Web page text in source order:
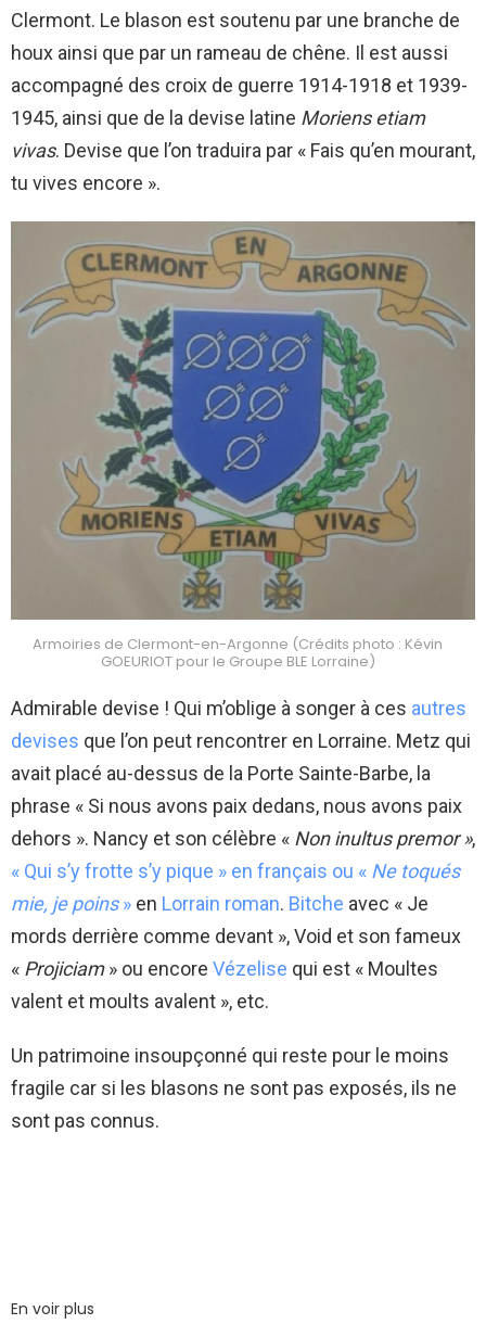
Clermont. Le blason est soutenu par une branche de
houx ainsi que par un rameau de chêne. Il est aussi
accompagné des croix de guerre 1914-1918 et 1939-
1945, ainsi que de la devise latine Moriens etiam
vivas. Devise que l’on traduira par « Fais qu’en mourant,
tu vives encore ».
Armoiries de Clermont-en-Argonne (Crédits photo : Kévin
GOEURIOT pour le Groupe BLE Lorraine)
Admirable devise ! Qui m’oblige à songer à ces autres
devises que l’on peut rencontrer en Lorraine. Metz qui
avait placé au-dessus de la Porte Sainte-Barbe, la
phrase « Si nous avons paix dedans, nous avons paix
dehors ». Nancy et son célèbre « Non inultus premor »,
« Qui s’y frotte s’y pique » en français ou « Ne toqués
mie, je poins» en Lorrain roman. Bitche avec « Je
mords derrière comme devant », Void et son fameux
« Projiciam» ou encore Vézelise qui est « Moultes
valent et moults avalent », etc.
Un patrimoine insoupçonné qui reste pour le moins
fragile car si les blasons ne sont pas exposés, ils ne
sont pas connus.
En voir plus